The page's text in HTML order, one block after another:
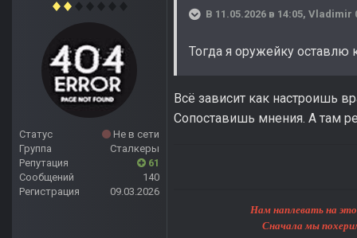
Статус
Не в сети
Группа
Сталкеры
Репутация
61
Сообщений
140
Регистрация
09.03.2026
В 11.05.2026 в 14:05, Vladimir
Тогда я оружейку оставлю
Всё зависит как настроишь
Сопоставишь мнения. А там
Нам наплевать на этот
Сначала мы похерим